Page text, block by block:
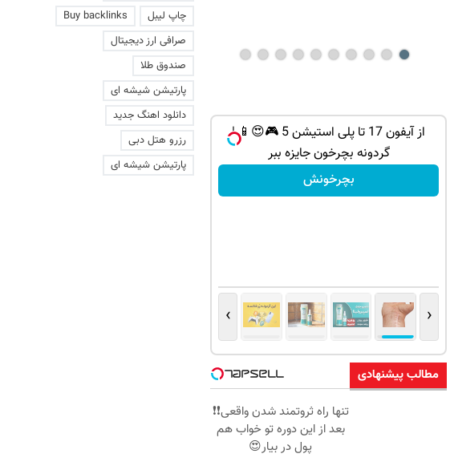
از آیفون 17 تا پلی استیشن 5 🎮😍📱 |
گردونه بچرخون جایزه ببر
بچرخونش
‹
›
مطالب پیشنهادی
تنها راه ثروتمند شدن واقعی❗❗
بعد از این دوره تو خواب هم
پول در بیار😍
چاپ لیبل
Buy backlinks
صرافی ارز دیجیتال
صندوق طلا
پارتیشن شیشه ای
دانلود اهنگ جدید
رزرو هتل دبی
پارتیشن شیشه ای